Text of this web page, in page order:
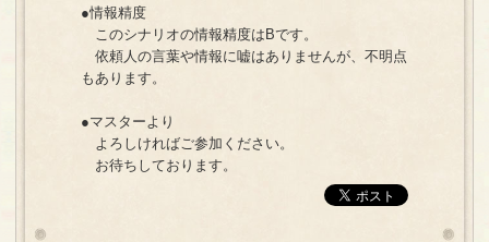
●情報精度
このシナリオの情報精度はBです。
依頼人の言葉や情報に嘘はありませんが、不明点
もあります。
●マスターより
よろしければご参加ください。
お待ちしております。